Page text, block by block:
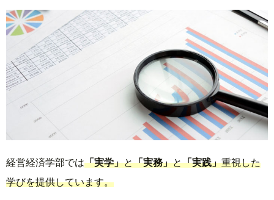
経営経済学部では「実学」と「実務」と「実践」重視した
学びを提供しています。